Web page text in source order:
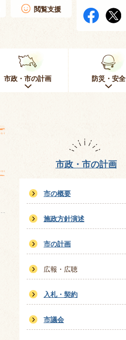
閲覧支援
市政・市の計画 防災・安全
市政・市の計画
市の概要
施政方針演述
市の計画
広報・広聴
入札・契約
市議会